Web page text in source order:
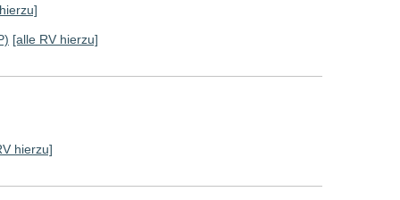
[alle RV hierzu]
hierzu]